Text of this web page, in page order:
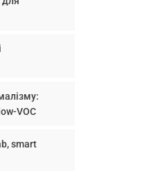
VOC
smart